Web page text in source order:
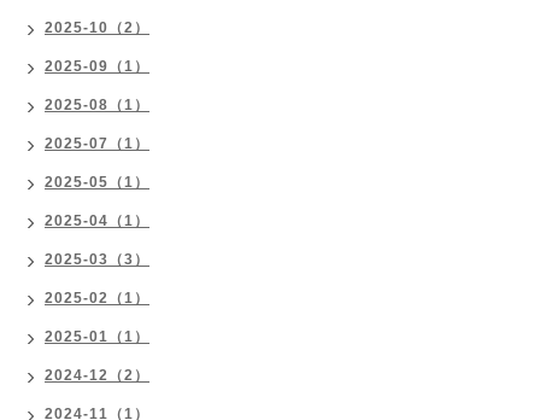
2025-10（2）
2025-09（1）
2025-08（1）
2025-07（1）
2025-05（1）
2025-04（1）
2025-03（3）
2025-02（1）
2025-01（1）
2024-12（2）
2024-11（1）